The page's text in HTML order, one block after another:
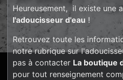
Heureusement, il existe une
l'adoucisseur d'eau !
Retrouvez toute les
notre rubrique sur
pas à contacter La boutique
pour tout renseignement